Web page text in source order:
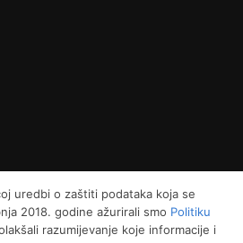
uredbi o zaštiti podataka koja se
2018. godine ažurirali smo Politiku
razumijevanje koje informacije i